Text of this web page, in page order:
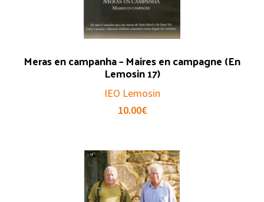
Meras en campanha – Maires en campagne (En
Lemosin 17)
IEO Lemosin
10.00€